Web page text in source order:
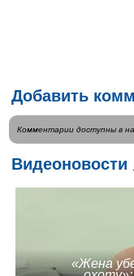
Добавить
Комментарии доступны в
Видеоновости
«Жена